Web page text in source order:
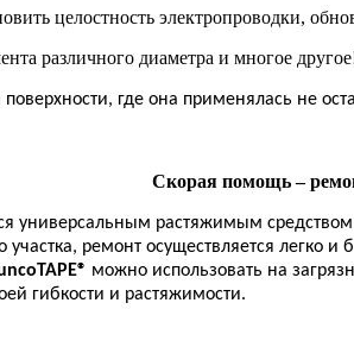
целостность электропроводки,
различного диаметра и многое
где она применялась не
Скорая помощь –
универсальным растяжимым
ремонт осуществляется
® можно использовать на
гибкости и растяжимости.